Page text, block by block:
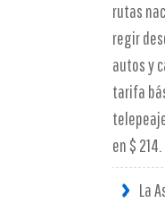
rutas
regir
autos y
tarifa
en $ 214.
La